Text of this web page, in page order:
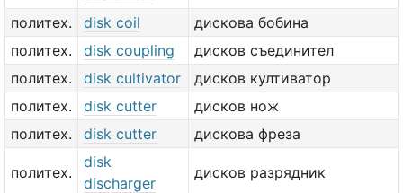
политех.
disk coil
дискова бобина
политех.
disk coupling
дисков съединител
политех.
disk cultivator
дисков култиватор
политех.
disk cutter
дисков нож
политех.
disk cutter дискова фреза
политех.
disk
discharger
дисков разрядник